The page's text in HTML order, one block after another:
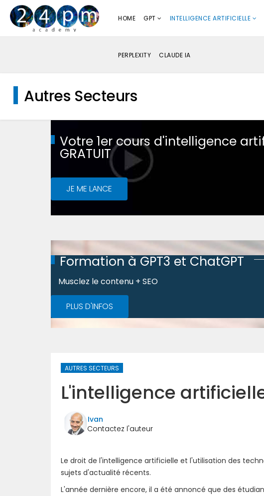
HOME GPT INTELLIGENCE ARTIFICIELLE
PERPLEXITY CLAUDE IA
Autres Secteurs
Votre 1er cours d'intelligence
GRATUIT
JE ME LANCE
Formation à GPT3 et ChatGPT
Musclez le contenu + SEO
PLUS D'INFOS
AUTRES SECTEURS
L'intelligence
Ivan
Le droit de l'intelligence artificielle et l'utilisation des
sujets d'actualité récents.
L'année dernière encore, il a été annoncé que des